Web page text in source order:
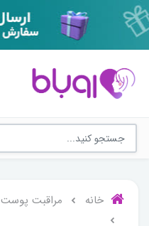
خانه مراقبت پوست